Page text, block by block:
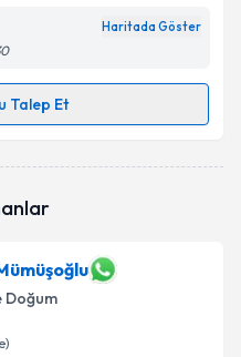
Haritada Göster
Talep Et
randevu almanız için bir
Doğum